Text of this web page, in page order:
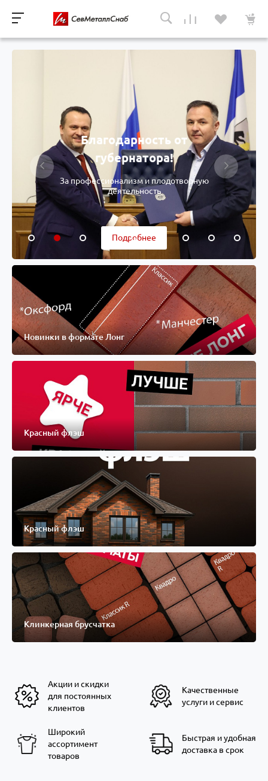
Благодарность от
губернатора!
За профессионализм и плодотворную
деятельность
Подробнее
Новинки в формате Лонг
Красный флэш
Красный флэш
Клинкерная брусчатка
Акции и скидки
для постоянных
клиентов
Качественные
услуги и сервис
Широкий
ассортимент
товаров
Быстрая и удобная
доставка в срок